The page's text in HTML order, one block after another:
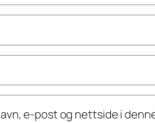
e-post og nettside i